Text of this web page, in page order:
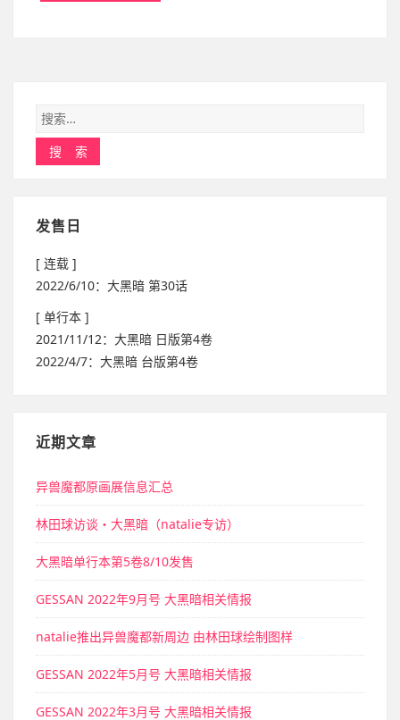
发售日
[ 连载 ]
2022/6/10：大黑暗 第30话
[ 单行本 ]
2021/11/12：大黑暗 日版第4卷
2022/4/7：大黑暗 台版第4卷
近期文章
异兽魔都原画展信息汇总
林田球访谈・大黑暗（natalie专访）
大黑暗单行本第5卷8/10发售
GESSAN 2022年9月号 大黑暗相关情报
natalie推出异兽魔都新周边 由林田球绘制图样
GESSAN 2022年5月号 大黑暗相关情报
GESSAN 2022年3月号 大黑暗相关情报